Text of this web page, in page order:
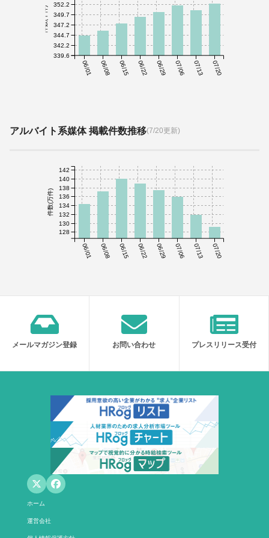
06/01 06/08 06/15 06/22 06/29 07/06 07/13 07/20
件数(千件)
339.6
342.2
344.7
347.2
349.7
352.2
アルバイト系媒体 掲載件数推移(7/20更新)
06/01 06/08 06/15 06/22 06/29 07/06 07/13 07/20
件数(万件)
128
130
132
134
136
138
140
142
メールマガジン登録 お問い合わせ プレスリリース受付
ホーム
運営会社